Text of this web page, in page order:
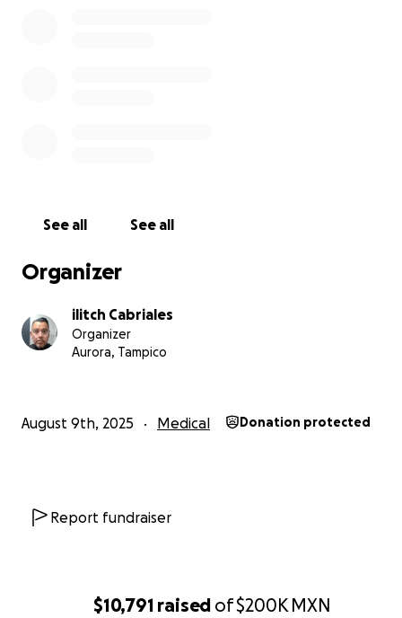
$10,791 raised of$200K MXN
See all See all
Organizer
ilitch Cabriales
Organizer
Aurora, Tampico
August 9th, 2025 Medical Donation protected
Report fundraiser